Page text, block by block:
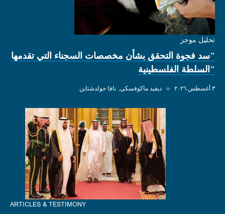
تحليل موجز
"سد فجوة التحقق بشأن مخصصات السجناء التي تقدمها
"السلطة الفلسطينية
٣ أغسطس ٢٠٢٦ ◆ ديفيد ماكوفسكي نافا جولدشتاين
ARTICLES & TESTIMONY